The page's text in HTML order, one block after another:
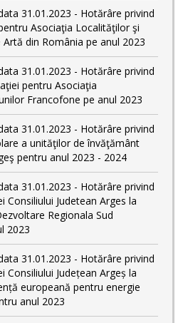
31.01.2023 - Hotărâre privind
Asociaţia Localităţilor şi
din România pe anul 2023
31.01.2023 - Hotărâre privind
pentru Asociaţia
Francofone pe anul 2023
31.01.2023 - Hotărâre privind
a unităţilor de învăţământ
pentru anul 2023 - 2024
31.01.2023 - Hotărâre privind
Consiliului Judetean Arges la
Regionala Sud
2023
31.01.2023 - Hotărâre privind
Consiliului Județean Argeș la
europeană pentru energie
anul 2023